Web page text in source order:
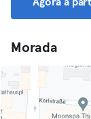
Morada